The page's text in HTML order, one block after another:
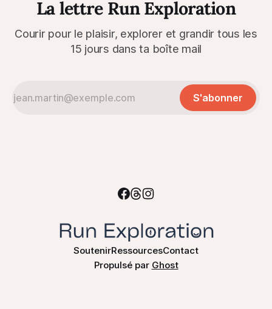
La lettre Run Exploration
Courir pour le plaisir, explorer et grandir tous les
15 jours dans ta boîte mail
S'abonner
SoutenirRessourcesContact
Propulsé par Ghost